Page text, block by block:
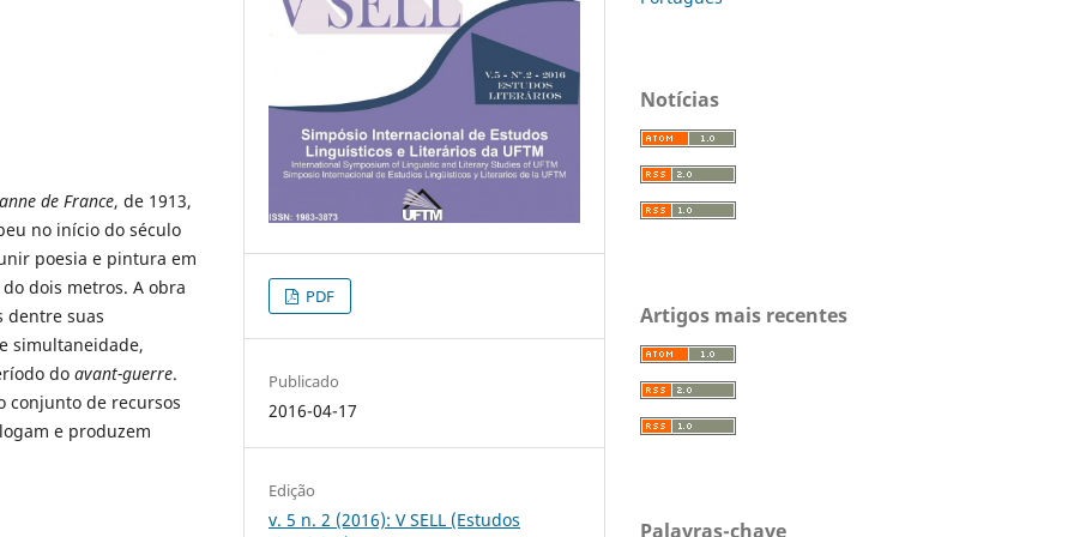
de France, de 1913,
no início do século
poesia e pintura em
dois metros. A obra
dentre suas
simultaneidade,
do avant-guerre.
conjunto de recursos
e produzem
PDF
Publicado
2016-04-17
Edição
v. 5 n. 2 (2016): V SELL (Estudos
Notícias
Artigos mais recentes
Palavras-chave